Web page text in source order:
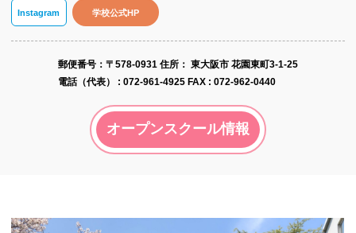
Instagram 学校公式HP
郵便番号​：〒578-0931 住所： 東大阪市 花園東町3-1-25
電話（代表） : 072-961-4925 FAX : 072-962-0440
オープンスクール情報